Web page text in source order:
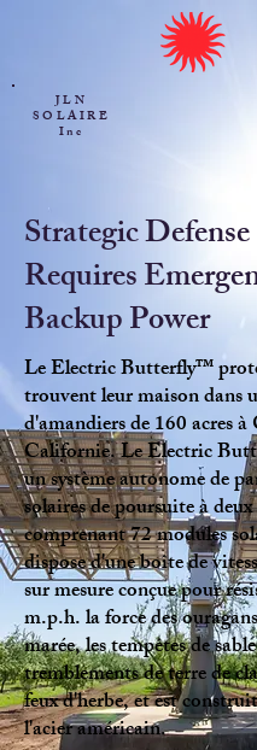
JLN
SOLAIRE
Inc
Strategic Defense
Requires
Backup Power
LeElectric Butterfly™
trouvent leur maison dans
d'amandiers de 160 acres
Californie. LeElectric
un système autonome de
solaires de poursuite à deux
comprenant 72 modules
dispose d'une boîte de
sur mesure conçue pour
m.p.h. la force des
marée, les tempêtes de
tremblements de terre de
feux d'herbe, et est
l'acier américain.